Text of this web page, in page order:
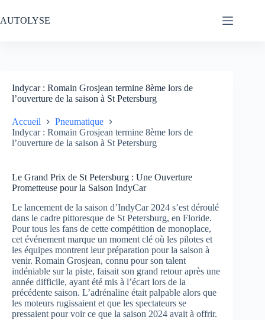
au
contenu
AUTOLYSE
Indycar : Romain Grosjean termine 8ème lors de
l’ouverture de la saison à St Petersburg
Accueil
Pneumatique
Indycar : Romain Grosjean termine 8ème lors de
l’ouverture de la saison à St Petersburg
Le Grand Prix de St Petersburg : Une Ouverture
Prometteuse pour la Saison IndyCar
Le lancement de la saison d’IndyCar 2024 s’est déroulé
dans le cadre pittoresque de St Petersburg, en Floride.
Pour tous les fans de cette compétition de monoplace,
cet événement marque un moment clé où les pilotes et
les équipes montrent leur préparation pour la saison à
venir. Romain Grosjean, connu pour son talent
indéniable sur la piste, faisait son grand retour après une
année difficile, ayant été mis à l’écart lors de la
précédente saison. L’adrénaline était palpable alors que
les moteurs rugissaient et que les spectateurs se
pressaient pour voir ce que la saison 2024 avait à offrir.